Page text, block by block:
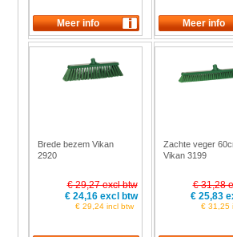
Brede bezem Vikan
2920
€ 29,27 excl btw
€ 24,16 excl btw
€ 29,24 incl btw
Zachte veger
Vikan 3199
€ 31,28
€ 25,83
€ 31,25